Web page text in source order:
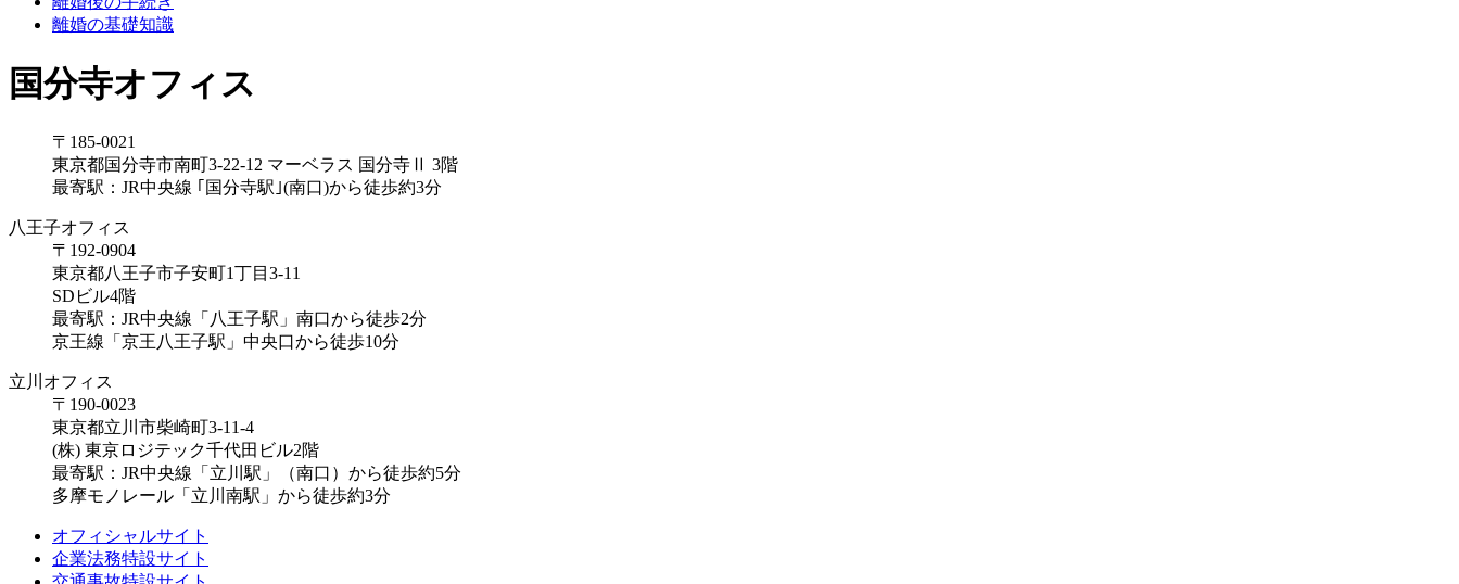
離婚の基礎知識
国分寺オフィス
〒185-0021
東京都国分寺市南町3-22-12 マーベラス 国分寺Ⅱ 3階
最寄駅：JR中央線 ｢国分寺駅｣(南口)から徒歩約3分
八王子オフィス
〒192-0904
東京都八王子市子安町1丁目3-11
SDビル4階
最寄駅：JR中央線「八王子駅」南口から徒歩2分
京王線「京王八王子駅」中央口から徒歩10分
立川オフィス
〒190-0023
東京都立川市柴崎町3-11-4
(株) 東京ロジテック千代田ビル2階
最寄駅：JR中央線「立川駅」（南口）から徒歩約5分
多摩モノレール「立川南駅」から徒歩約3分
オフィシャルサイト
企業法務特設サイト